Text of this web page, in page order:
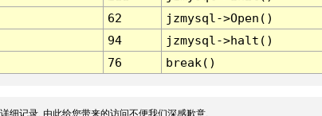
62
jzmysql->Open()
94
jzmysql->halt()
76 break()